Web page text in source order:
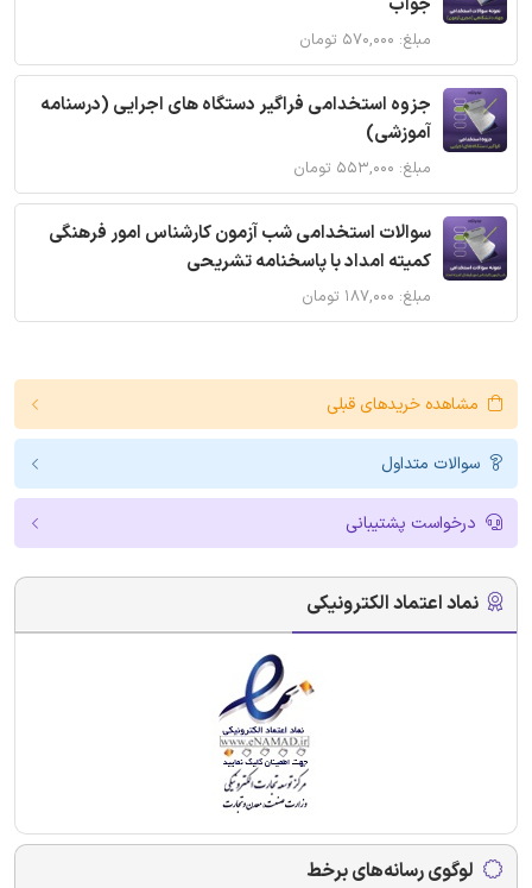
جواب
مبلغ: ۵۷۰,۰۰۰ تومان
جزوه استخدامی فراگیر دستگاه های اجرایی (درسنامه
آموزشی)
مبلغ: ۵۵۳,۰۰۰ تومان
سوالات استخدامی شب آزمون کارشناس امور فرهنگی
کمیته امداد با پاسخنامه تشریحی
مبلغ: ۱۸۷,۰۰۰ تومان
مشاهده خریدهای قبلی
سوالات متداول
درخواست پشتیبانی
نماد اعتماد الکترونیکی
لوگوی رسانه‌های برخط